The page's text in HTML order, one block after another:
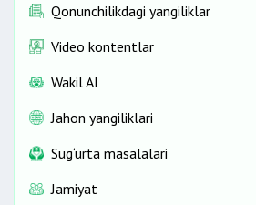
Qonunchilikdagi yangiliklar
Video kontentlar
Wakil AI
Jahon yangiliklari
Sug‘urta masalalari
Jamiyat